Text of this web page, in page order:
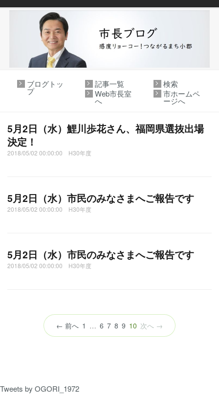
ブログトッ
プ
記事一覧
検索
Web市長室
へ
市ホームペ
ージへ
Tweets by OGORI_1972
5月2日（水）鯉川歩花さん、福岡県選抜出場
決定！
2018/05/02 00:00:00 H30年度
5月2日（水）市民のみなさまへご報告です
2018/05/02 00:00:00 H30年度
5月2日（水）市民のみなさまへご報告です
2018/05/02 00:00:00 H30年度
← 前へ 1 … 6 7 8 9 10 （こ
の
次へ →